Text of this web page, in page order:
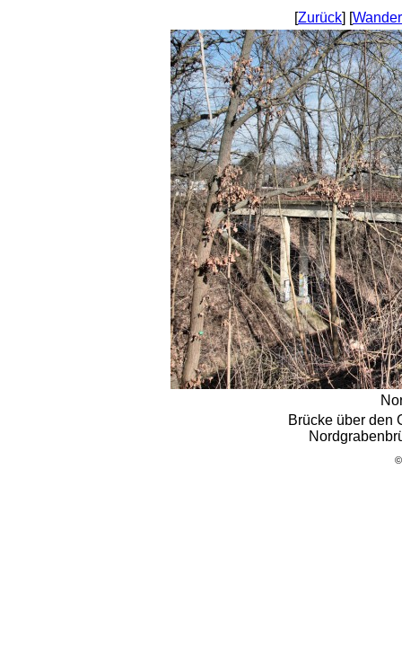
[Zurück] [
Brücke über den
©